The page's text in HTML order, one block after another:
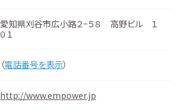
愛知県刈谷市広小路２−５８ 高野ビル １
０１
（電話番号を表示）
http://www.empower.jp